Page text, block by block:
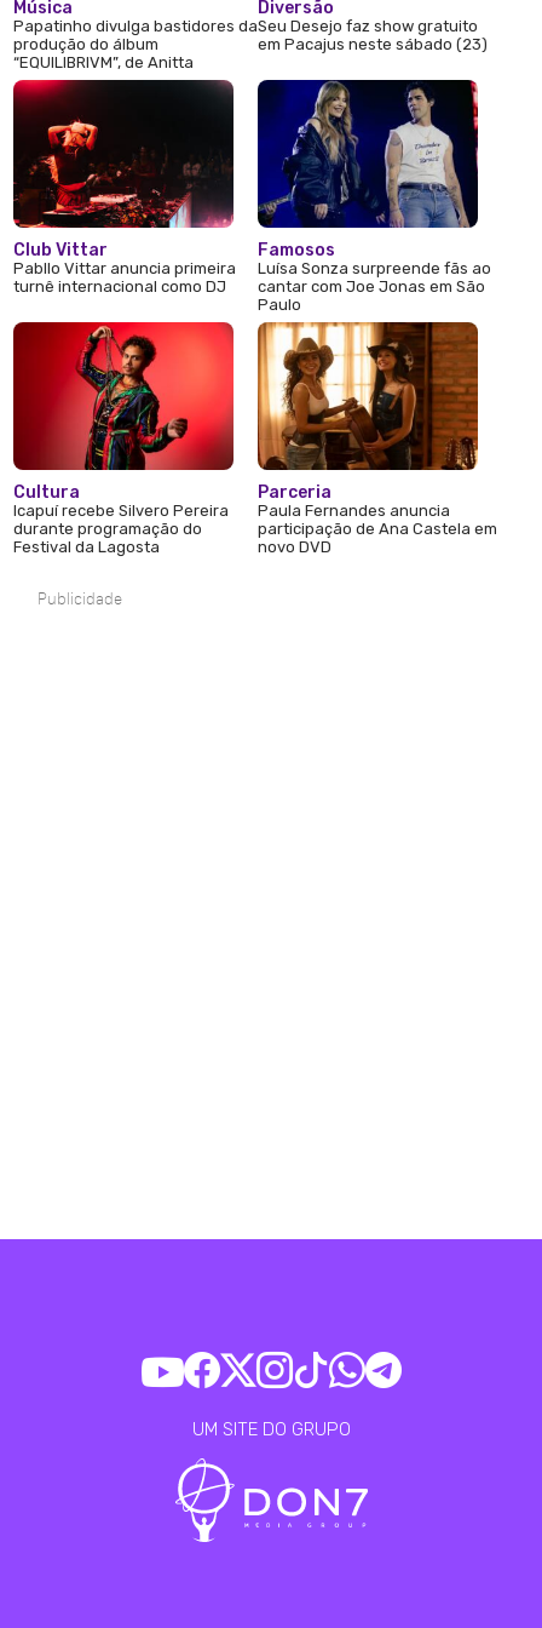
Música
Papatinho divulga bastidores da
produção do álbum
“EQUILIBRIVM”, de Anitta
Club Vittar
Pabllo Vittar anuncia primeira
turnê internacional como DJ
Cultura
Icapuí recebe Silvero Pereira
durante programação do
Festival da Lagosta
Diversão
Seu Desejo faz show gratuito
em Pacajus neste sábado (23)
Famosos
Luísa Sonza surpreende fãs ao
cantar com Joe Jonas em São
Paulo
Parceria
Paula Fernandes anuncia
participação de Ana Castela em
novo DVD
Publicidade
UM SITE DO GRUPO